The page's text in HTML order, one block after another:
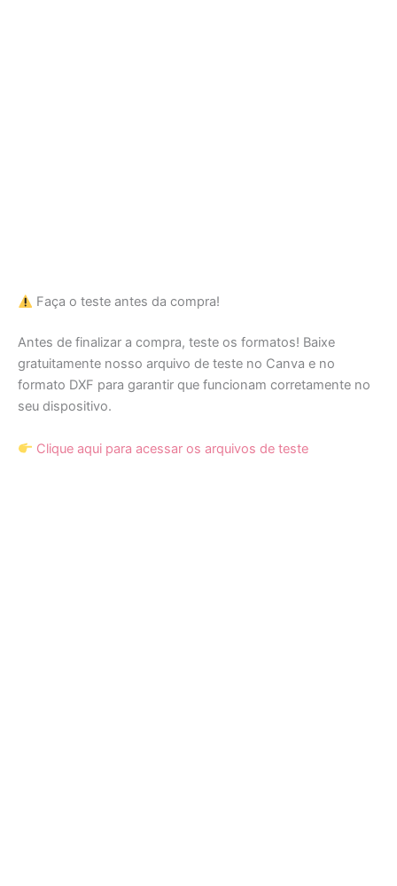
Faça o teste antes da compra!
Antes de finalizar a compra, teste os formatos! Baixe
gratuitamente nosso arquivo de teste no Canva e no
formato DXF para garantir que funcionam corretamente no
seu dispositivo.
Clique aqui para acessar os arquivos de teste